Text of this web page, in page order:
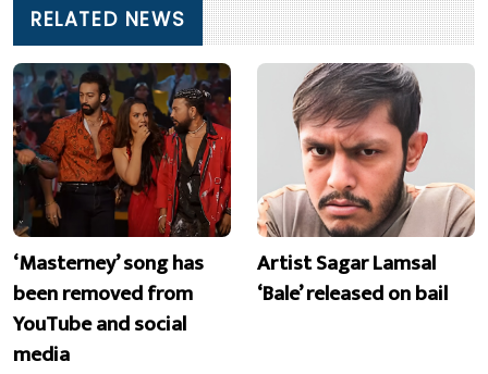
RELATED NEWS
‘Masterney’ song has
been removed from
YouTube and social
media
Artist Sagar Lamsal
‘Bale’ released on bail